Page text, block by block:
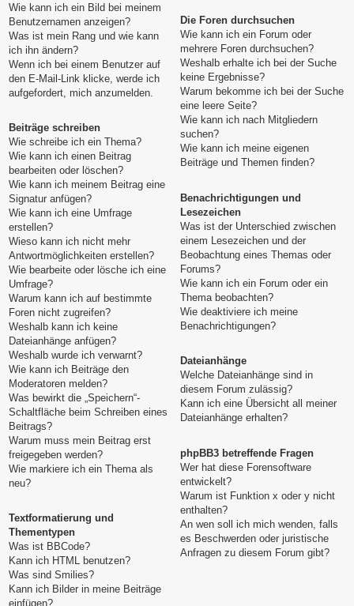
Wie kann ich ein Bild bei meinem
Benutzernamen anzeigen?
Was ist mein Rang und wie kann
ich ihn ändern?
Wenn ich bei einem Benutzer auf
den E-Mail-Link klicke, werde ich
aufgefordert, mich anzumelden.
Beiträge schreiben
Wie schreibe ich ein Thema?
Wie kann ich einen Beitrag
bearbeiten oder löschen?
Wie kann ich meinem Beitrag eine
Signatur anfügen?
Wie kann ich eine Umfrage
erstellen?
Wieso kann ich nicht mehr
Antwortmöglichkeiten erstellen?
Wie bearbeite oder lösche ich eine
Umfrage?
Warum kann ich auf bestimmte
Foren nicht zugreifen?
Weshalb kann ich keine
Dateianhänge anfügen?
Weshalb wurde ich verwarnt?
Wie kann ich Beiträge den
Moderatoren melden?
Was bewirkt die „Speichern“-
Schaltfläche beim Schreiben eines
Beitrags?
Warum muss mein Beitrag erst
freigegeben werden?
Wie markiere ich ein Thema als
neu?
Textformatierung und
Thementypen
Was ist BBCode?
Kann ich HTML benutzen?
Was sind Smilies?
Kann ich Bilder in meine Beiträge
einfügen?
Die Foren durchsuchen
Wie kann ich ein Forum oder
mehrere Foren durchsuchen?
Weshalb erhalte ich bei der Suche
keine Ergebnisse?
Warum bekomme ich bei der Suche
eine leere Seite?
Wie kann ich nach Mitgliedern
suchen?
Wie kann ich meine eigenen
Beiträge und Themen finden?
Benachrichtigungen und
Lesezeichen
Was ist der Unterschied zwischen
einem Lesezeichen und der
Beobachtung eines Themas oder
Forums?
Wie kann ich ein Forum oder ein
Thema beobachten?
Wie deaktiviere ich meine
Benachrichtigungen?
Dateianhänge
Welche Dateianhänge sind in
diesem Forum zulässig?
Kann ich eine Übersicht all meiner
Dateianhänge erhalten?
phpBB3 betreffende Fragen
Wer hat diese Forensoftware
entwickelt?
Warum ist Funktion x oder y nicht
enthalten?
An wen soll ich mich wenden, falls
es Beschwerden oder juristische
Anfragen zu diesem Forum gibt?